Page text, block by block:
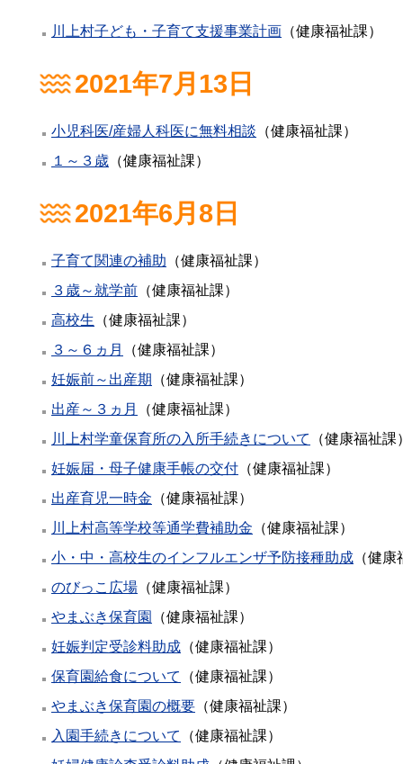
川上村子ども・子育て支援事業計画 （健康福祉課）
2021年7月13日
小児科医/産婦人科医に無料相談 （健康福祉課）
１～３歳 （健康福祉課）
2021年6月8日
子育て関連の補助 （健康福祉課）
３歳～就学前 （健康福祉課）
高校生 （健康福祉課）
３～６ヵ月
（健康福祉課）
妊娠前～出産期
（健康福祉課）
出産～３ヵ月
（健康福祉課）
川上村学童保育所の入所手続きについて
（健康福祉課
妊娠届・母子健康手帳の交付 （健康福祉課）
出産育児一時金 （健康福祉課）
川上村高等学校等通学費補助金 （健康福祉課）
小・中・高校生のインフルエンザ予防接種助成 （健康
のびっこ広場 （健康福祉課）
やまぶき保育園
（健康福祉課）
妊娠判定受診料助成 （健康福祉課）
保育園給食について
（健康福祉課）
やまぶき保育園の概要 （健康福祉課）
入園手続きについて
（健康福祉課）